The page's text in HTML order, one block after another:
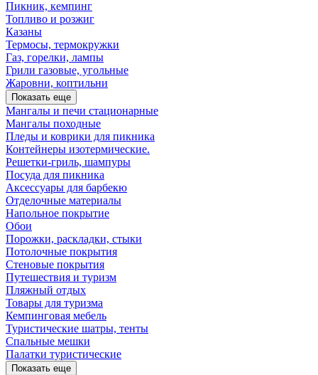
Пикник, кемпинг
Топливо и розжиг
Казаны
Термосы, термокружки
Газ, горелки, лампы
Грили газовые, угольные
Жаровни, коптильни
Показать еще
Мангалы и печи стационарные
Мангалы походные
Пледы и коврики для пикника
Контейнеры изотермические.
Решетки-гриль, шампуры
Посуда для пикника
Аксессуары для барбекю
Отделочные материалы
Напольное покрытие
Обои
Порожки, раскладки, стыки
Потолочные покрытия
Стеновые покрытия
Путешествия и туризм
Пляжный отдых
Товары для туризма
Кемпинговая мебель
Туристические шатры, тенты
Спальные мешки
Палатки туристические
Показать еще